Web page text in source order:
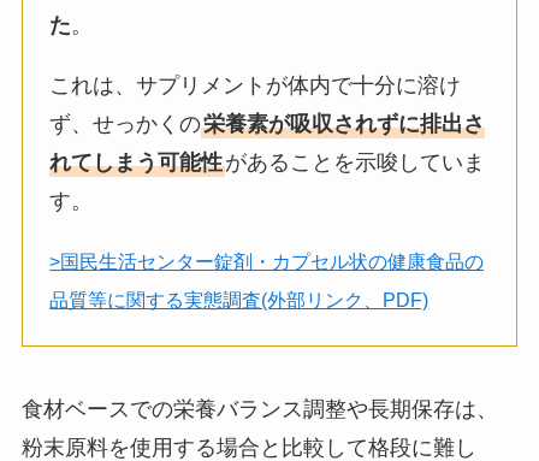
た。
これは、サプリメントが体内で十分に溶け
ず、せっかくの栄養素が吸収されずに排出さ
れてしまう可能性があることを示唆していま
す。
>国民生活センター錠剤・カプセル状の健康食品の
品質等に関する実態調査(外部リンク、PDF)
食材ベースでの栄養バランス調整や長期保存は、
粉末原料を使用する場合と比較して格段に難し